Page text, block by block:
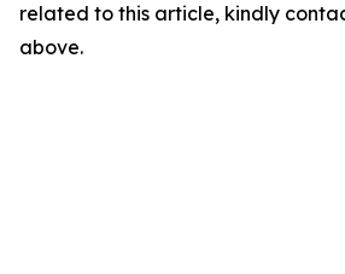
related to this article, kindly
above.